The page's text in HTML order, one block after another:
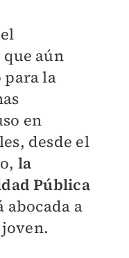
aún
para la
en
desde el
la
Pública
abocada a